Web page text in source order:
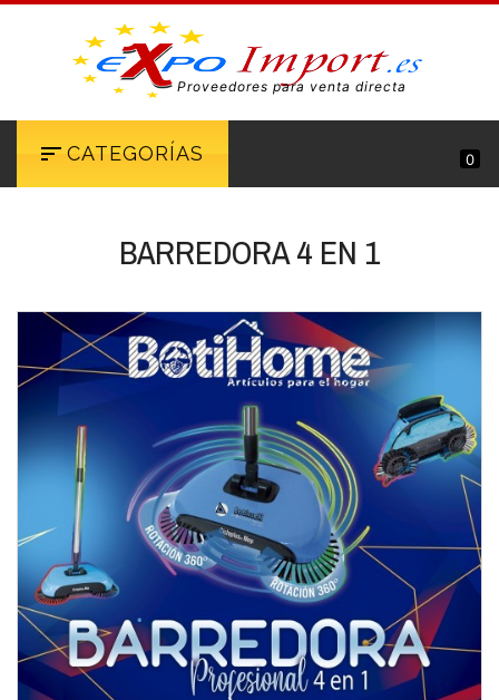
Proveedores para venta directa
CATEGORÍAS 0
BARREDORA 4 EN 1